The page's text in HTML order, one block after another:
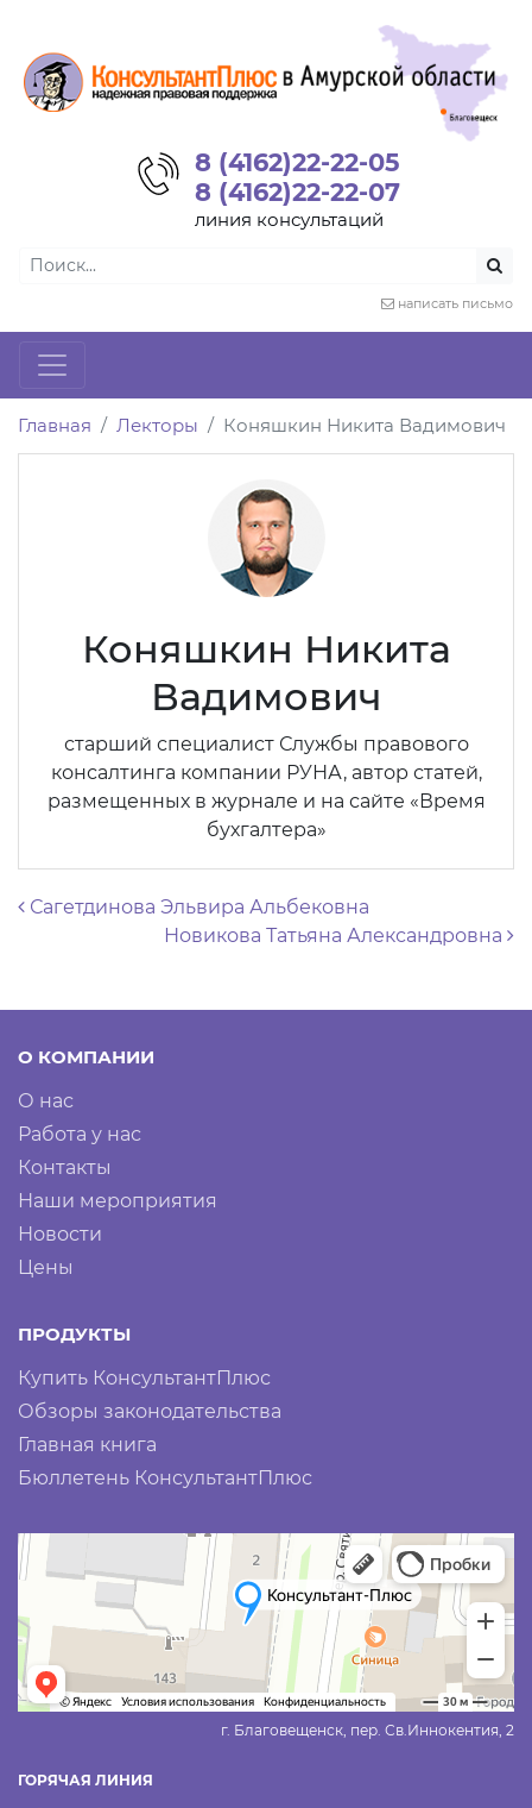
8 (4162)22-22-05
8 (4162)22-22-07
линия консультаций
написать письмо
Главная Лекторы Коняшкин Никита Вадимович
Коняшкин Никита
Вадимович
старший специалист Службы правового
консалтинга компании РУНА, автор статей,
размещенных в журнале и на сайте «Время
бухгалтера»
Навигация по записям
Сагетдинова Эльвира Альбековна
Новикова Татьяна Александровна
О КОМПАНИИ
О нас
Работа у нас
Контакты
Наши мероприятия
Новости
Цены
ПРОДУКТЫ
Купить КонсультантПлюс
Обзоры законодательства
Главная книга
Бюллетень КонсультантПлюс
г. Благовещенск, пер. Св.Иннокентия, 2
ГОРЯЧАЯ ЛИНИЯ